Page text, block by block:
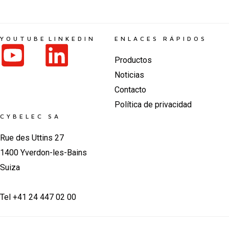
CYBELEC SA
Rue des Uttins 27
1400 Yverdon-les-Bains
Suiza
Tel +41 24 447 02 00
ENLACES RÁPIDOS
Productos
Noticias
Contacto
Política de privacidad
YOUTUBE LINKEDIN